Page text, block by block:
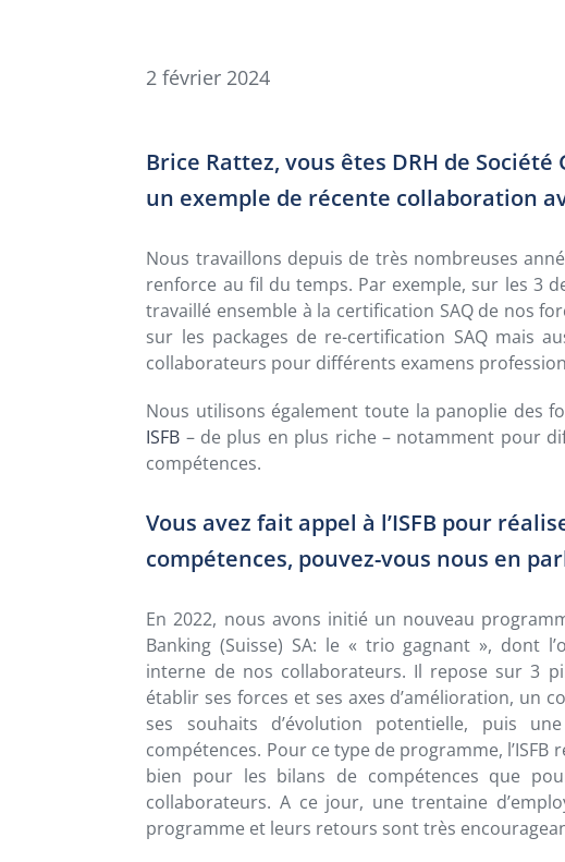
2 février 2024
Brice Rattez, vous êtes DRH de
un exemple de récente collaboration
Nous travaillons depuis de très nombreuses
renforce au fil du temps. Par exemple, sur les 3
travaillé ensemble à la certification SAQ de nos
sur les packages de re-certification SAQ mais
collaborateurs pour différents examens
Nous utilisons également toute la panoplie des
ISFB – de plus en plus riche – notamment pour
compétences.
Vous avez fait appel à l’ISFB pour
compétences, pouvez-vous nous en
En 2022, nous avons initié un nouveau
Banking (Suisse) SA: le « trio gagnant », dont
interne de nos collaborateurs. Il repose sur 3
établir ses forces et ses axes d’amélioration, un
ses souhaits d’évolution potentielle, puis
compétences. Pour ce type de programme,
bien pour les bilans de compétences que
collaborateurs. A ce jour, une trentaine
programme et leurs retours sont très